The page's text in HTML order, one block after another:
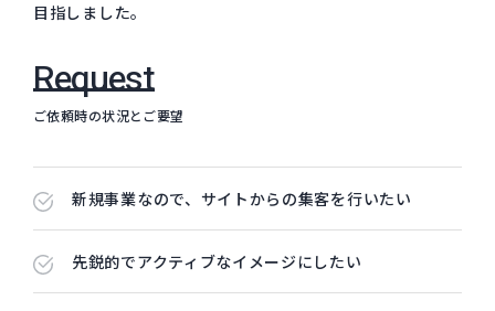
目指しました。
Request
ご依頼時の状況とご要望
新規事業なので、サイトからの集客を行いたい
先鋭的でアクティブなイメージにしたい